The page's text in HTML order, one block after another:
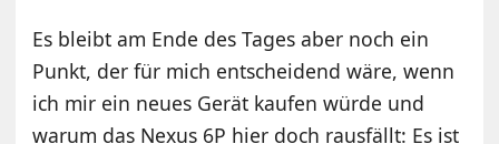
Es bleibt am Ende des Tages aber noch ein
Punkt, der für mich entscheidend wäre, wenn
ich mir ein neues Gerät kaufen würde und
warum das Nexus 6P hier doch rausfällt: Es ist